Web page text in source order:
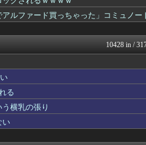
ｗｗｗｗｗｗ
女子アナお宝
っていた→...
不思議.net -
」←最初に思...
アニはつ -ア
いたしん！
ニメ...
まにゅそく
入した。警備...
修羅の華-家
理由だわと...
mutyunのゲー
ルファード買っちゃった」コミュノー
10428 in /
る
横乳の張り
い